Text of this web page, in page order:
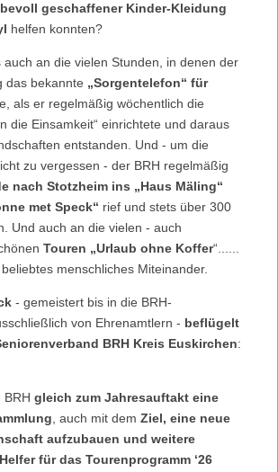
geschaffener Kinder-Kleidung
helfen konnten?
auch an die vielen Stunden, in denen der
das bekannte „Sorgentelefon“ für
als er regelmäßig wöchentlich die
die Einsamkeit“ einrichtete und daraus
entstanden. Und - um die
zu vergessen - der BRH regelmäßig
nach Stotzheim ins „Haus Mäling“
met Speck“ rief und stets über 300
Und auch an die vielen - auch
Touren „Urlaub ohne Koffer“......
menschliches Miteinander.
- gemeistert bis in die BRH-
von Ehrenamtlern - beflügelt
BRH Kreis Euskirchen:
BRH gleich zum Jahresauftakt eine
, auch mit dem Ziel, eine neue
aufzubauen und weitere
für das Tourenprogramm ‘26